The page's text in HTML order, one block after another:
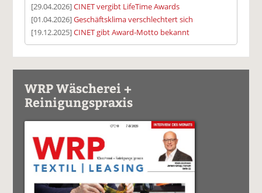
[29.04.2026]CINET vergibt LifeTime Awards
[01.04.2026]Geschäftsklima verschlechtert sich
[19.12.2025]CINET gibt Award-Motto bekannt
WRP Wäscherei +
Reinigungspraxis